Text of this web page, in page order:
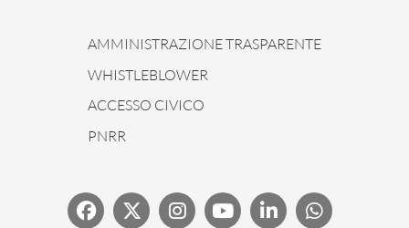
AMMINISTRAZIONE TRASPARENTE
WHISTLEBLOWER
ACCESSO CIVICO
PNRR